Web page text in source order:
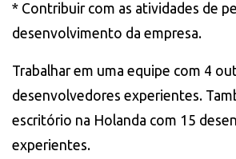
* Contribuir com as atividades de
desenvolvimento da empresa.
Trabalhar em uma equipe com 4
desenvolvedores experientes.
escritório na Holanda com 15
experientes.